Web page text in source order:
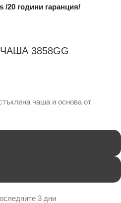
/20 години гаранция/
ЧАША 3858GG
чаша и основа от
3 дни